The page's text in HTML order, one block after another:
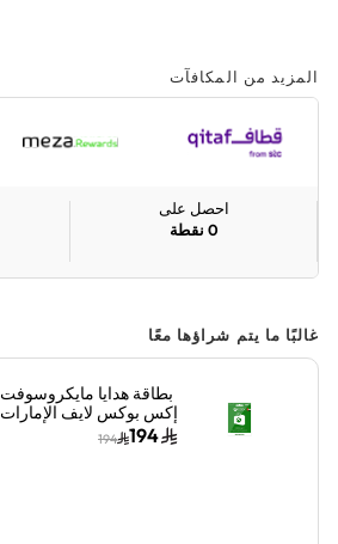
المزيد من المكافآت
احصل على
0 نقطة
غالبًا ما يتم شراؤها معًا
بطاقة هدايا مايكروسوفت
إكس بوكس لايف الإمارات
199 درهم إماراتي إرسال
البطاقة الرقمية بالبريد
194
194